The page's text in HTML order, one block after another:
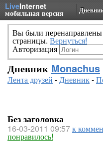
LiveInternet
мобильная версия
Вы были
страницы. Вернуться!
Авторизация
Дневник Monachus
Лента друзей -Дневник-
Без заголовка
16-03-2011 09:57к
понравилось!